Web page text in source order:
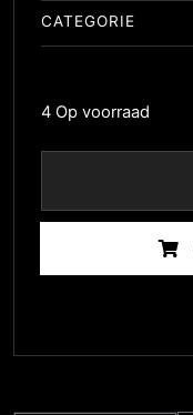
CATEGORIE
4 Op voorraad